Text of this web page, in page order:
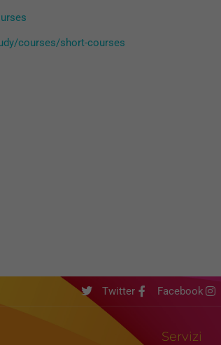
courses/short-courses
Twitter Facebook
Servizi